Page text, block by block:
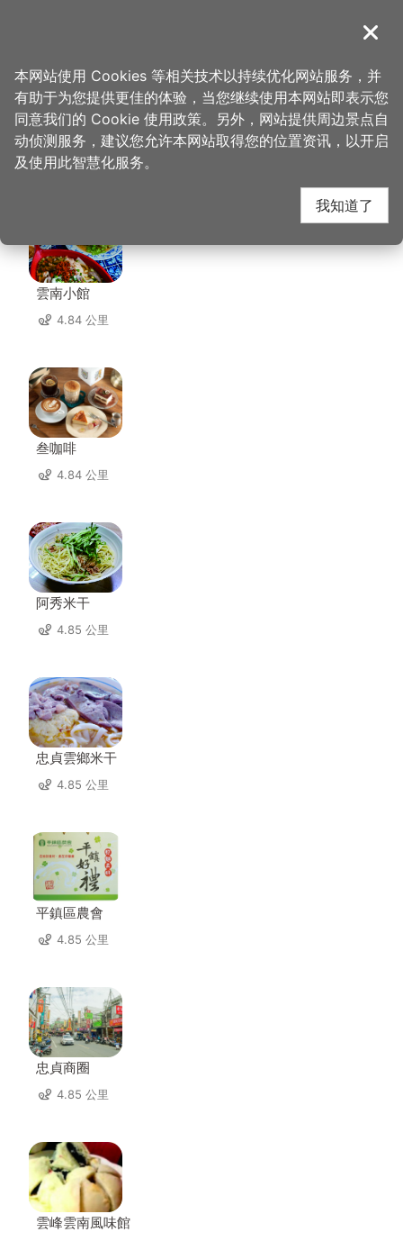
導覽
首页 > 想去的地方 > 美食、购物 > 中坜六和商圈
中坜六和商圈 周边店家
雲南小館
4.84 公里
叁咖啡
4.84 公里
阿秀米干
4.85 公里
忠貞雲鄉米干
4.85 公里
平鎮區農會
4.85 公里
忠貞商圈
4.85 公里
雲峰雲南風味館
关闭
本网站使用 Cookies 等相关技术以持续优化网站服务，并
有助于为您提供更佳的体验，当您继续使用本网站即表示您
同意我们的 Cookie 使用政策。另外，网站提供周边景点自
动侦测服务，建议您允许本网站取得您的位置资讯，以开启
及使用此智慧化服务。
我知道了